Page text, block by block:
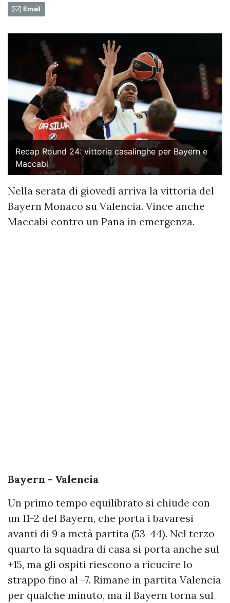
Email
Recap Round 24: vittorie casalinghe per Bayern e
Maccabi
Nella serata di giovedì arriva la vittoria del
Bayern Monaco su Valencia. Vince anche
Maccabi contro un Pana in emergenza.
Bayern - Valencia
Un primo tempo equilibrato si chiude con
un 11-2 del Bayern, che porta i bavaresi
avanti di 9 a metà partita (53-44). Nel terzo
quarto la squadra di casa si porta anche sul
+15, ma gli ospiti riescono a ricucire lo
strappo fino al -7. Rimane in partita Valencia
per qualche minuto, ma il Bayern torna sul